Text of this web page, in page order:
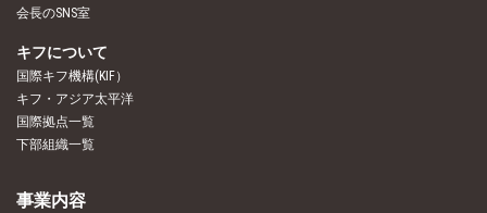
会長のSNS室
キフについて
国際キフ機構(KIF）
キフ・アジア太平洋
国際拠点一覧
下部組織一覧
事業内容